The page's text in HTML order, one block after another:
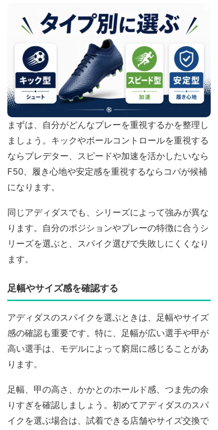
まずは、自分がどんなプレーを重視するかを整理し
ましょう。キックやボールコントロールを重視する
ならプレデター、スピードや加速を活かしたいなら
F50、履き心地や安定感を重視するならコパが候補
になります。
同じアディダスでも、シリーズによって強みが異な
ります。自分のポジションやプレーの特徴に合うシ
リーズを選ぶと、スパイク選びで失敗しにくくなり
ます。
足幅やサイズ感を確認する
アディダスのスパイクを選ぶときは、足幅やサイズ
感の確認も重要です。特に、足幅が広い選手や甲が
高い選手は、モデルによって窮屈に感じることがあ
ります。
足幅、甲の高さ、かかとのホールド感、つま先の余
りすぎを確認しましょう。初めてアディダスのスパ
イクを選ぶ場合は、試着できる店舗やサイズ交換で